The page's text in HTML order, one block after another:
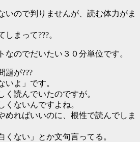
いので判りませんが、読む体力がま
まって???。
なのでだいたい３０分単位です。
題が???
いよ」です。
く読んでいたのですが。
くないんですよね。
めればいいのに、根性で読んでしま
くない」とか文句言ってる。